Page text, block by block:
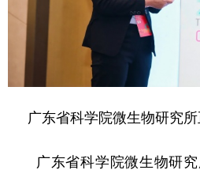
广东省科学院微生物研究
广东省科学院微生物研